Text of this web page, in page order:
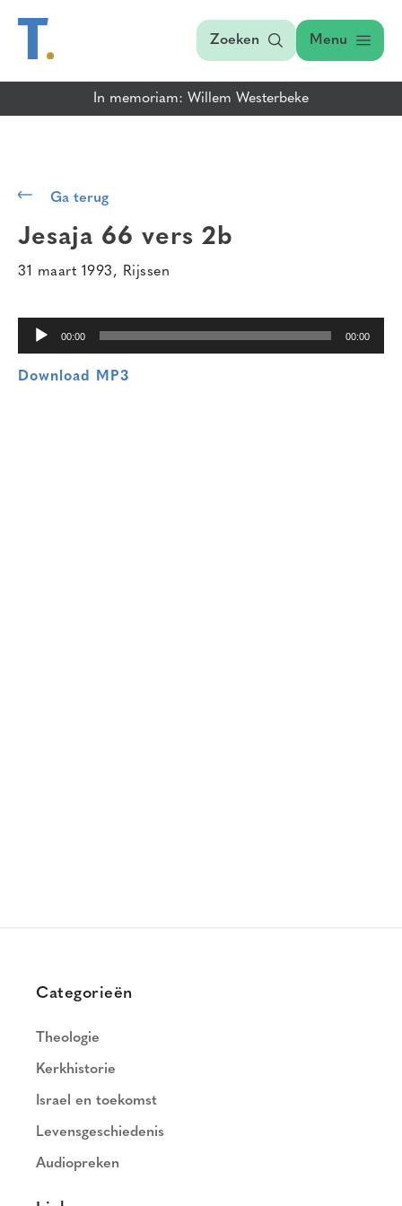
Zoeken Menu
In memoriam: Willem Westerbeke
Ga terug
Jesaja 66 vers 2b
31 maart 1993, Rijssen
00:00 00:00
Download MP3
Categorieën
Theologie
Kerkhistorie
Israel en toekomst
Levensgeschiedenis
Audiopreken